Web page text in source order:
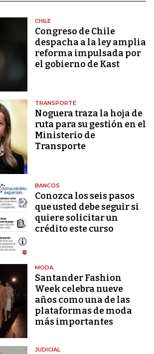
CHILE
Congreso de Chile
despacha a la ley amplia
reforma impulsada por
el gobierno de Kast
TRANSPORTE
Noguera traza la hoja de
ruta para su gestión en el
Ministerio de
Transporte
BANCOS
Conozca los seis pasos
que usted debe seguir si
quiere solicitar un
crédito este curso
MODA
Santander Fashion
Week celebra nueve
años como una de las
plataformas de moda
más importantes
JUDICIAL